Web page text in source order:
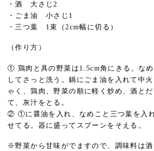
・酒 大さじ2
・ごま油 小さじ1
・三つ葉 1束（2cm幅に切る）
（作り方）
① 鶏肉と具の野菜は1.5cm角にきる。なめ
してさっと洗う。鍋にごま油を入れて中
ゃく、鶏肉、野菜の順に軽く炒め、酒と
て、灰汁をとる。
② ①に醤油を入れ、なめこと三つ葉を入
せてる。器に盛ってスプーンをそえる。
※野菜から甘味がでますので、調味料は